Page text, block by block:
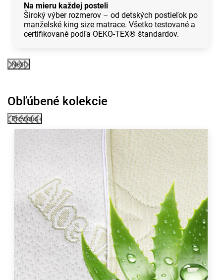
Na mieru každej posteli
Široký výber rozmerov – od detských postieľok po
manželské king size matrace. Všetko testované a
certifikované podľa OEKO-TEX® štandardov.
Next
Obľúbené kolekcie
Previous